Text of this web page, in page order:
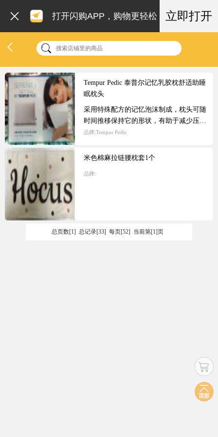
打开闪购APP，购物更轻松 立即打开
Tempur Pedic 泰普尔记忆乳胶枕舒适助睡
眠枕头
采用特殊配方的记忆泡沫制成，枕头可随
时间推移保持它的形状，有助于减少压力
点，为睡眠提供舒服的位置，人体工学设
肉提供支撑与解压。尺寸约为
品牌:Tempur Pedic
米色棉麻拉链腰枕套1个
品牌:
总页数[1] 总记录[33] 每页[52] 当前第[1]页